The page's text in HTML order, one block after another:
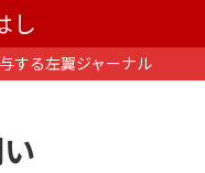
する左翼ジャーナル